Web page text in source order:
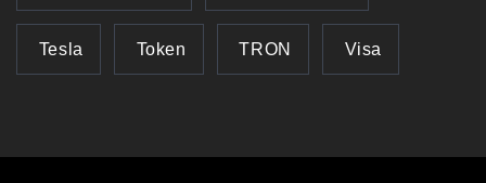
Tesla Token TRON Visa